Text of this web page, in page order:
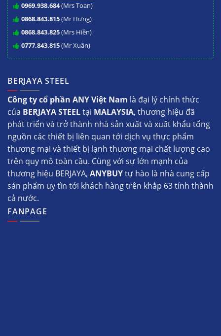
0969.938.684(Mrs Toan)
0868.843.815(Mr Hưng)
0868.843.825(Mrs Hiền)
0777.843.815(Mr Xuân)
BERJAYA STEEL
Công ty cổ phần ANY Việt Nam là đại lý chính thức
của BERJAYA STEELtại MALAYSIA, thương hiệu đã
phát triển và trở thành nhà sản xuất và xuất khẩu tổng
nguồn các thiết bị liên quan tới dịch vụ thực phẩm
thương mại và thiết bị lạnh thương mại chất lượng cao
trên quy mô toàn cầu. Cùng với sự lớn mạnh của
thương hiệu BERJAYA, ANYBUYtự hào là nhà cung cấp
sản phẩm uy tìn tới khách hàng trên khắp 63 tỉnh thành
cả nước.
FANPAGE